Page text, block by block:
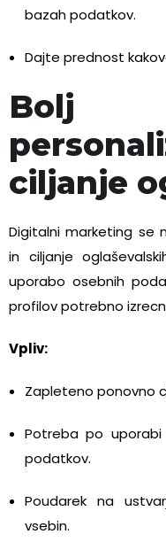
bazah podatkov.
Dajte prednost
Bolj
ciljanje
Digitalni marketing se
in ciljanje
uporabo osebnih
profilov potrebno
Vpliv:
Zapleteno ponovno
Potreba po uporabi
podatkov.
Poudarek na
vsebin.